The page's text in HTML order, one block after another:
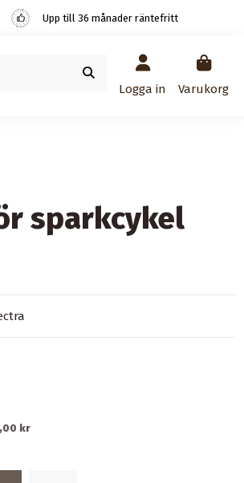
Upp till 36 månader räntefritt
Logga in Varukorg
sparkcykel
kr